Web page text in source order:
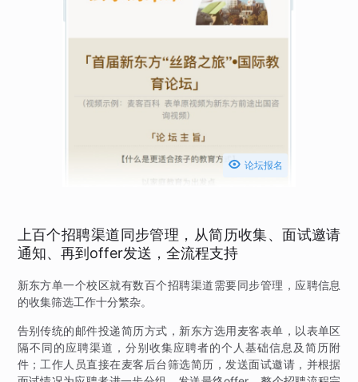
 论坛报名
上百个招聘渠道同步管理，从简历收集、面试邀请
通知、再到offer发送，全流程支持
新东方单一个校区就有数百个招聘渠道需要同步管理，应聘信息
的收集筛选工作十分繁杂。
告别传统的邮件投递简历方式，新东方选用麦客表单，以表单区
隔不同的应聘渠道，分别收集应聘者的个人基础信息及简历附
件；工作人员直接在麦客后台筛选简历，发送面试邀请，并根据